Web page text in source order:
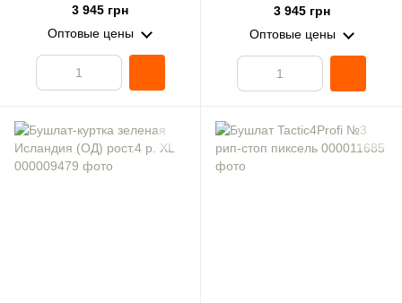
с пропиткой Omni-heat
3 945 грн
Оптовые цены
пропиткой Omni-heat
3 945 грн
Оптовые цены